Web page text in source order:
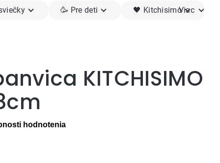
🥳 Pre deti 🖤 KitchisimoViac
KITCHISIMO
hodnotenia